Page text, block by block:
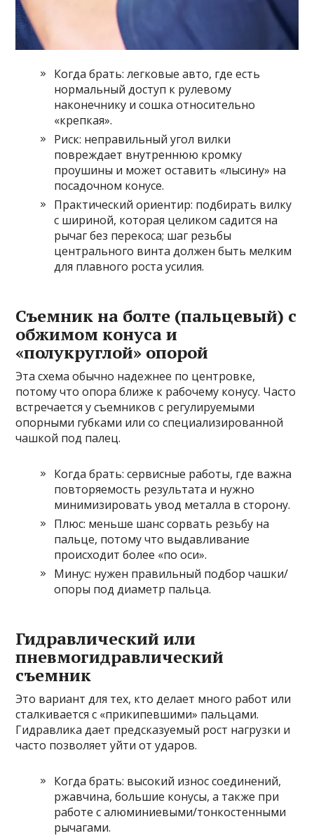
Когда брать: легковые авто, где есть
нормальный доступ к рулевому
наконечнику и сошка относительно
«крепкая».
Риск: неправильный угол вилки
повреждает внутреннюю кромку
проушины и может оставить «лысину» на
посадочном конусе.
Практический ориентир: подбирать вилку
с шириной, которая целиком садится на
рычаг без перекоса; шаг резьбы
центрального винта должен быть мелким
для плавного роста усилия.
Съемник на болте (пальцевый) с
обжимом конуса и
«полукруглой» опорой
Эта схема обычно надежнее по центровке,
потому что опора ближе к рабочему конусу. Часто
встречается у съемников с регулируемыми
опорными губками или со специализированной
чашкой под палец.
Когда брать: сервисные работы, где важна
повторяемость результата и нужно
минимизировать увод металла в сторону.
Плюс: меньше шанс сорвать резьбу на
пальце, потому что выдавливание
происходит более «по оси».
Минус: нужен правильный подбор чашки/
опоры под диаметр пальца.
Гидравлический или
пневмогидравлический
съемник
Это вариант для тех, кто делает много работ или
сталкивается с «прикипевшими» пальцами.
Гидравлика дает предсказуемый рост нагрузки и
часто позволяет уйти от ударов.
Когда брать: высокий износ соединений,
ржавчина, большие конусы, а также при
работе с алюминиевыми/тонкостенными
рычагами.